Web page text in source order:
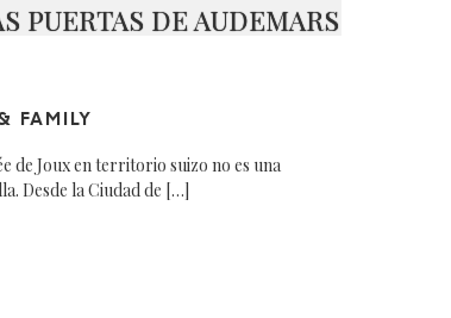
PUERTAS DE AUDEMARS
FAMILY
de Joux en territorio suizo no es una
Desde la Ciudad de […]